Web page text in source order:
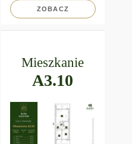
ZOBACZ
Mieszkanie
A3.10